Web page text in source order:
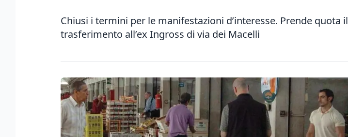
Chiusi i termini per le manifestazioni d’interesse. Prende quota il
trasferimento all’ex Ingross di via dei Macelli